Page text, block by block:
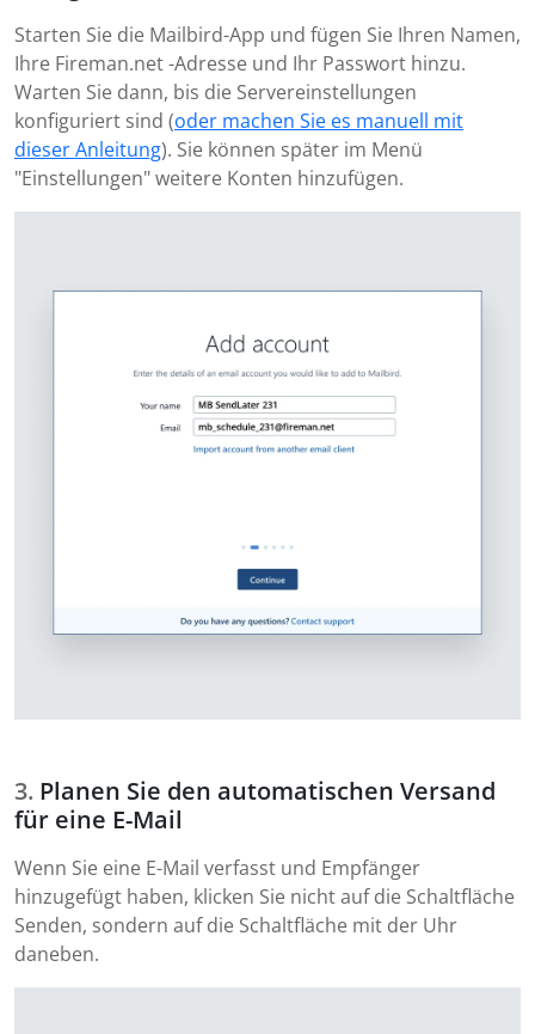
Starten Sie die Mailbird-App und fügen Sie Ihren Namen,
Ihre Fireman.net -Adresse und Ihr Passwort hinzu.
Warten Sie dann, bis die Servereinstellungen
konfiguriert sind (oder machen Sie es manuell mit
dieser Anleitung). Sie können später im Menü
"Einstellungen" weitere Konten hinzufügen.
Planen Sie den automatischen Versand
für eine E-Mail
Wenn Sie eine E-Mail verfasst und Empfänger
hinzugefügt haben, klicken Sie nicht auf die Schaltfläche
Senden, sondern auf die Schaltfläche mit der Uhr
daneben.